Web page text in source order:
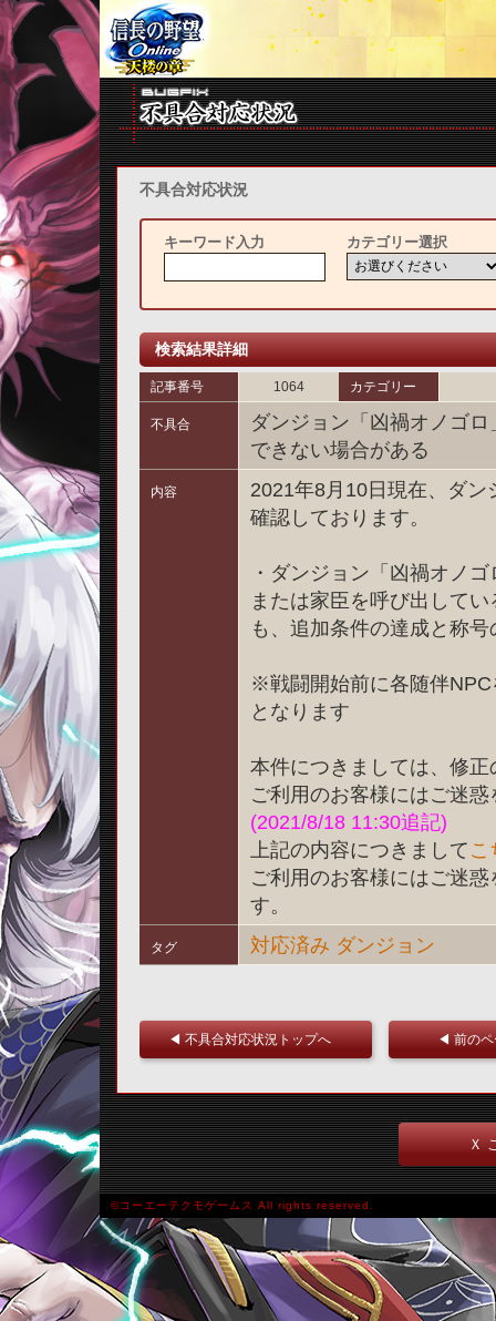
不具合対応状況
キーワード入力 カテゴリー選択
検索結果詳細
記事番号 1064 カテゴリー
不具合
ダンジョン「凶禍オノゴ
できない場合がある
内容
2021年8月10日現在、ダ
確認しております。
・ダンジョン「凶禍オノ
または家臣を呼び出して
も、追加条件の達成と称
※戦闘開始前に各随伴
となります
本件につきましては、修
ご利用のお客様にはご迷
(2021/8/18 11:30追記)
上記の内容につきましてこ
ご利用のお客様にはご迷
す。
タグ 対応済み ダンジョン
◀ 不具合対応状況トップへ ◀ 前の
Ｘ